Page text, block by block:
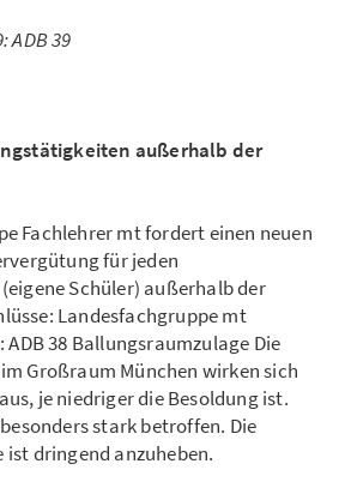
ADB 39
außerhalb der
Fachlehrer mt fordert einen neuen
für jeden
Schüler) außerhalb der
Landesfachgruppe mt
ADB 38 Ballungsraumzulage Die
Großraum München wirken sich
je niedriger die Besoldung ist.
stark betroffen. Die
dringend anzuheben.